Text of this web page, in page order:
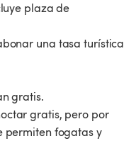
plaza de
una tasa turística
gratis.
gratis, pero por
permiten fogatas y